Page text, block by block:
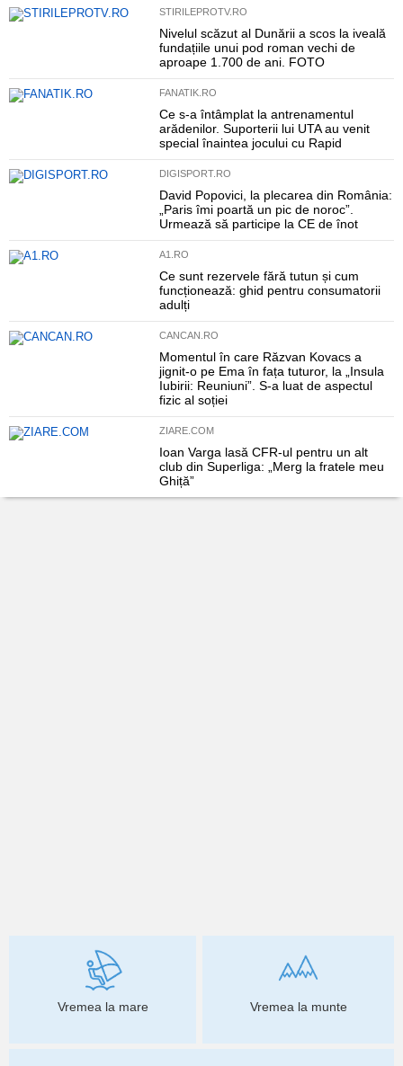
STIRILEPROTV.RO
Nivelul scăzut al Dunării a scos la iveală
fundațiile unui pod roman vechi de
aproape 1.700 de ani. FOTO
FANATIK.RO
Ce s-a întâmplat la antrenamentul
arădenilor. Suporterii lui UTA au venit
special înaintea jocului cu Rapid
DIGISPORT.RO
David Popovici, la plecarea din România:
„Paris îmi poartă un pic de noroc”.
Urmează să participe la CE de înot
A1.RO
Ce sunt rezervele fără tutun și cum
funcționează: ghid pentru consumatorii
adulți
CANCAN.RO
Momentul în care Răzvan Kovacs a
jignit-o pe Ema în fața tuturor, la „Insula
Iubirii: Reuniuni”. S-a luat de aspectul
fizic al soției
ZIARE.COM
Ioan Varga lasă CFR-ul pentru un alt
club din Superliga: „Merg la fratele meu
Ghiță”
Vremea la mare Vremea la munte